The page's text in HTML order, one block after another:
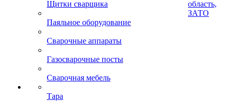
Щитки сварщика
Паяльное оборудование
Сварочные аппараты
Газосварочные посты
Сварочная мебель
Тара
область,
ЗАТО